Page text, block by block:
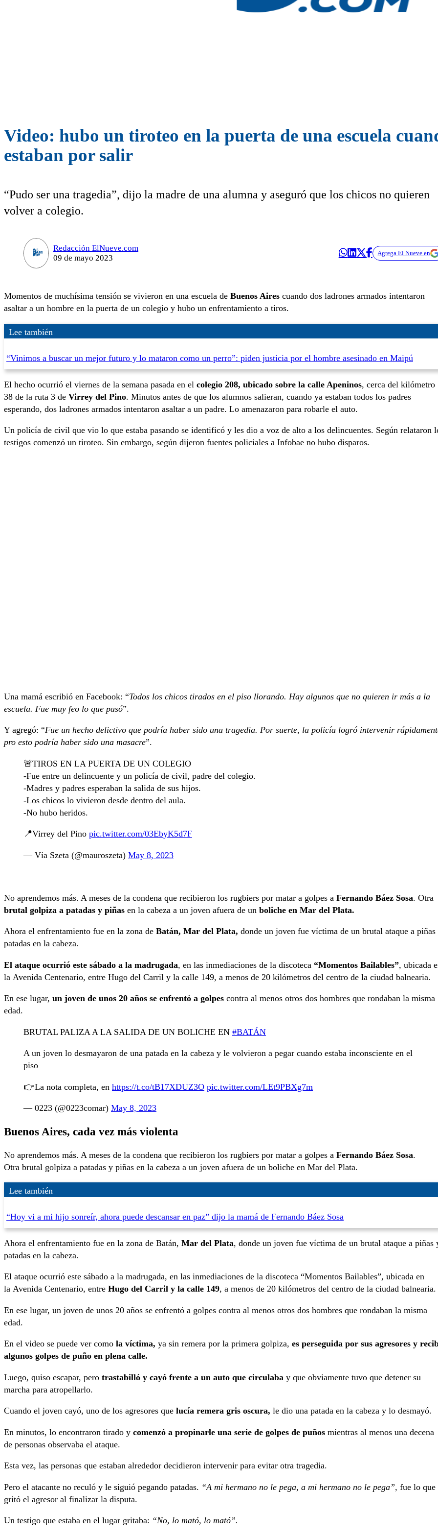
Video: hubo un tiroteo en la puerta de una escuela
estaban por salir
“Pudo ser una tragedia”, dijo la madre de una alumna y aseguró que los chicos no quieren
volver a colegio.
Redacción ElNueve.com
09 de mayo 2023
Agrega El Nueve en
Momentos de muchísima tensión se vivieron en una escuela de Buenos Aires cuando dos ladrones armados intentaron
asaltar a un hombre en la puerta de un colegio y hubo un enfrentamiento a tiros.
Lee también
“Vinimos a buscar un mejor futuro y lo mataron como un perro”: piden justicia por el hombre asesinado en Maipú
El hecho ocurrió el viernes de la semana pasada en el colegio 208, ubicado sobre la calle Apeninos, cerca del kilómetro
38 de la ruta 3 de Virrey del Pino. Minutos antes de que los alumnos salieran, cuando ya estaban todos los padres
esperando, dos ladrones armados intentaron asaltar a un padre. Lo amenazaron para robarle el auto.
Un policía de civil que vio lo que estaba pasando se identificó y les dio a voz de alto a los delincuentes. Según relataron
testigos comenzó un tiroteo. Sin embargo, según dijeron fuentes policiales a Infobae no hubo disparos.
Una mamá escribió en Facebook: “Todos los chicos tirados en el piso llorando. Hay algunos que no quieren ir más a la
escuela. Fue muy feo lo que pasó”.
Y agregó: “Fue un hecho delictivo que podría haber sido una tragedia. Por suerte, la policía logró intervenir
pro esto podría haber sido una masacre”.
🚨TIROS EN LA PUERTA DE UN COLEGIO
-Fue entre un delincuente y un policía de civil, padre del colegio.
-Madres y padres esperaban la salida de sus hijos.
-Los chicos lo vivieron desde dentro del aula.
-No hubo heridos.
📍Virrey del Pino pic.twitter.com/03EbyK5d7F
— Vía Szeta (@mauroszeta) May 8, 2023
No aprendemos más. A meses de la condena que recibieron los rugbiers por matar a golpes a Fernando Báez Sosa. Otra
brutal golpiza a patadas y piñas en la cabeza a un joven afuera de un boliche en Mar del Plata.
Ahora el enfrentamiento fue en la zona de Batán, Mar del Plata, donde un joven fue víctima de un brutal ataque a piñas
patadas en la cabeza.
El ataque ocurrió este sábado a la madrugada, en las inmediaciones de la discoteca “Momentos Bailables”, ubicada
la Avenida Centenario, entre Hugo del Carril y la calle 149, a menos de 20 kilómetros del centro de la ciudad balnearia.
En ese lugar, un joven de unos 20 años se enfrentó a golpes contra al menos otros dos hombres que rondaban la misma
edad.
BRUTAL PALIZA A LA SALIDA DE UN BOLICHE EN #BATÁN
A un joven lo desmayaron de una patada en la cabeza y le volvieron a pegar cuando estaba inconsciente en el
piso
👉La nota completa, en https://t.co/tB17XDUZ3O pic.twitter.com/LEt9PBXg7m
— 0223 (@0223comar) May 8, 2023
Buenos Aires, cada vez más violenta
No aprendemos más. A meses de la condena que recibieron los rugbiers por matar a golpes a Fernando Báez Sosa.
Otra brutal golpiza a patadas y piñas en la cabeza a un joven afuera de un boliche en Mar del Plata.
Lee también
“Hoy vi a mi hijo sonreír, ahora puede descansar en paz” dijo la mamá de Fernando Báez Sosa
Ahora el enfrentamiento fue en la zona de Batán, Mar del Plata, donde un joven fue víctima de un brutal ataque a piñas
patadas en la cabeza.
El ataque ocurrió este sábado a la madrugada, en las inmediaciones de la discoteca “Momentos Bailables”, ubicada en
la Avenida Centenario, entre Hugo del Carril y la calle 149, a menos de 20 kilómetros del centro de la ciudad balnearia.
En ese lugar, un joven de unos 20 años se enfrentó a golpes contra al menos otros dos hombres que rondaban la misma
edad.
En el video se puede ver como la víctima, ya sin remera por la primera golpiza, es perseguida por sus agresores y
algunos golpes de puño en plena calle.
Luego, quiso escapar, pero trastabilló y cayó frente a un auto que circulaba y que obviamente tuvo que detener su
marcha para atropellarlo.
Cuando el joven cayó, uno de los agresores que lucía remera gris oscura, le dio una patada en la cabeza y lo desmayó.
En minutos, lo encontraron tirado y comenzó a propinarle una serie de golpes de puños mientras al menos una decena
de personas observaba el ataque.
Esta vez, las personas que estaban alrededor decidieron intervenir para evitar otra tragedia.
Pero el atacante no reculó y le siguió pegando patadas. “A mi hermano no le pega, a mi hermano no le pega”, fue lo que
gritó el agresor al finalizar la disputa.
Un testigo que estaba en el lugar gritaba: “No, lo mató, lo mató”.